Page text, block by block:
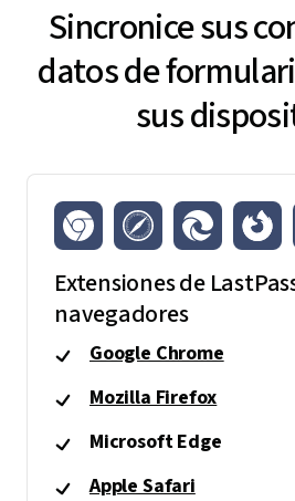
Sincronice sus
datos de
sus
Extensiones de
navegadores
Google Chrome
Mozilla Firefox
Microsoft Edge
Apple Safari